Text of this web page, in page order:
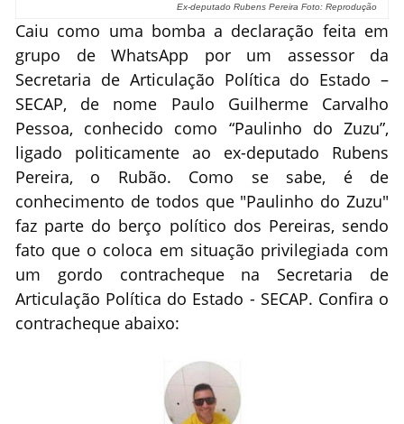
Ex-deputado Rubens Pereira Foto: Reprodução
Caiu como uma bomba a declaração feita em
grupo de WhatsApp por um assessor da
Secretaria de Articulação Política do Estado –
SECAP, de nome Paulo Guilherme Carvalho
Pessoa, conhecido como “Paulinho do Zuzu”,
ligado politicamente ao ex-deputado Rubens
Pereira, o Rubão. Como se sabe, é de
conhecimento de todos que "Paulinho do Zuzu"
faz parte do berço político dos Pereiras, sendo
fato que o coloca em situação privilegiada com
um gordo contracheque na Secretaria de
Articulação Política do Estado - SECAP. Confira o
contracheque abaixo: